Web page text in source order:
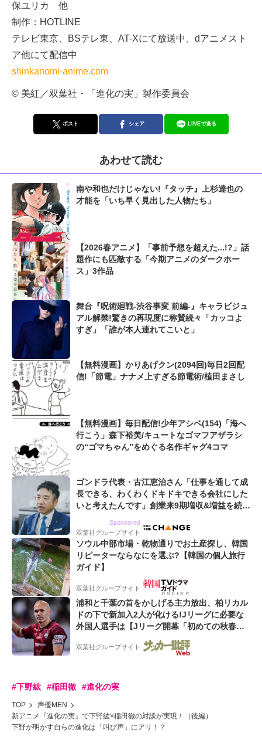
保ユリカ 他
制作：HOTLINE
テレビ東京、BSテレ東、AT-Xにて放送中、dアニメスト
ア他にて配信中
shinkanomi-anime.com
© 美紅／双葉社・「進化の実」製作委員会
ポスト シェア LINEで送る
あわせて読む
南や和也だけじゃない!『タッチ』上杉達也の
才能を「いち早く見出した人物たち」
【2026春アニメ】「事前予想を超えた...!?」話
題作にも匹敵する「今期アニメのダークホー
ス」3作品
舞台『呪術廻戦-渋谷事変 前編-』キャラビジュ
アル解禁!驚きの再現度に称賛続々「カッコよ
すぎ」「誰が本人連れてこいと」
【無料漫画】かりあげクン(2094回)毎日2回配
信!「節電」ナナメ上すぎる節電術/植田まさし
【無料漫画】毎日配信!少年アシベ(154)「海へ
行こう」森下裕美/キュートなゴマフアザラシ
の“ゴマちゃん”をめぐる名作ギャグ4コマ
ゴンドラ代表・古江恵治さん「仕事を通して成
長できる、わくわくドキドキできる会社にした
いと考えたんです」創業来9期増収&増益を続け
Sponsored
双葉社グループサイト
ソウル中部市場・乾物通りでお土産探し、韓国
リピーターならなにを選ぶ?【韓国の個人旅行
ガイド】
双葉社グループサイト
浦和と千葉の首をかしげる主力放出、柏リカル
ドの下で新加入2人が化ける!Jリーグに必要な
外国人選手は【Jリーグ開幕「初めての秋春
双葉社グループサイト
#下野紘 #稲田徹 #進化の実
TOP
声優MEN
新アニメ『進化の実』で下野紘×稲田徹の対談が実現！（後編）
下野が明かす自らの進化は「叫び声」にアリ！？